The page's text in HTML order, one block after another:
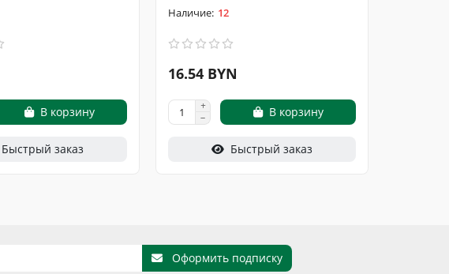
В корзину
Быстрый заказ
12
16.54 BYN
В корзину
Быстрый заказ
Оформить подписку